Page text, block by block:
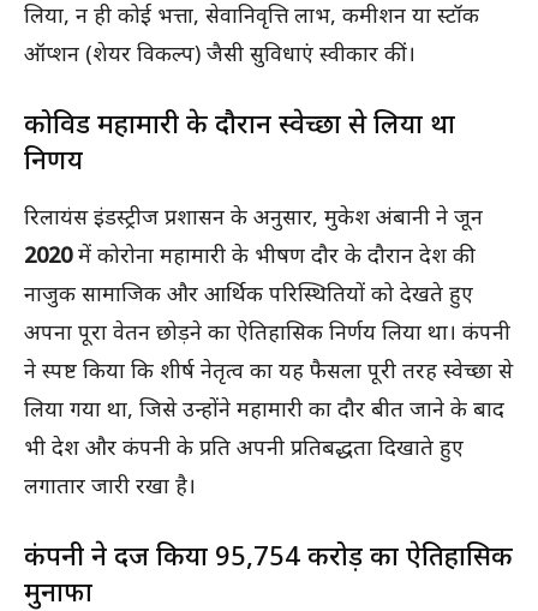
लिया, न ही कोई भत्ता, सेवानिवृत्ति लाभ, कमीशन या स्टॉक
ऑप्शन (शेयर विकल्प) जैसी सुविधाएं स्वीकार कीं।
कोविड महामारी के दौरान स्वेच्छा से लिया था
निर्णय
रिलायंस इंडस्ट्रीज प्रशासन के अनुसार, मुकेश अंबानी ने जून
2020में कोरोना महामारी के भीषण दौर के दौरान देश की
नाजुक सामाजिक और आर्थिक परिस्थितियों को देखते हुए
अपना पूरा वेतन छोड़ने का ऐतिहासिक निर्णय लिया था। कंपनी
ने स्पष्ट किया कि शीर्ष नेतृत्व का यह फैसला पूरी तरह स्वेच्छा से
लिया गया था, जिसे उन्होंने महामारी का दौर बीत जाने के बाद
भी देश और कंपनी के प्रति अपनी प्रतिबद्धता दिखाते हुए
लगातार जारी रखा है।
कंपनी ने दर्ज किया ₹95,754 करोड़ का ऐतिहासिक
मुनाफा